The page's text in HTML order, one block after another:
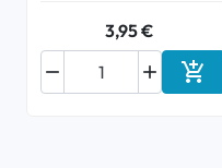
3,95 €

 